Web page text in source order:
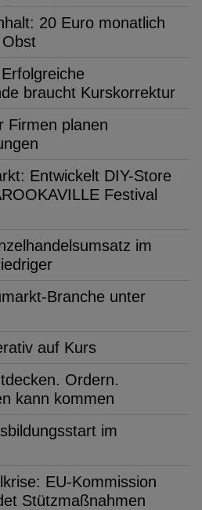
20 Euro monatlich
braucht Kurskorrektur
Firmen planen
Entwickelt DIY-Store
Festival
im
Branche unter
auf Kurs
Ordern.
kann kommen
im
EU-Kommission
Stützmaßnahmen